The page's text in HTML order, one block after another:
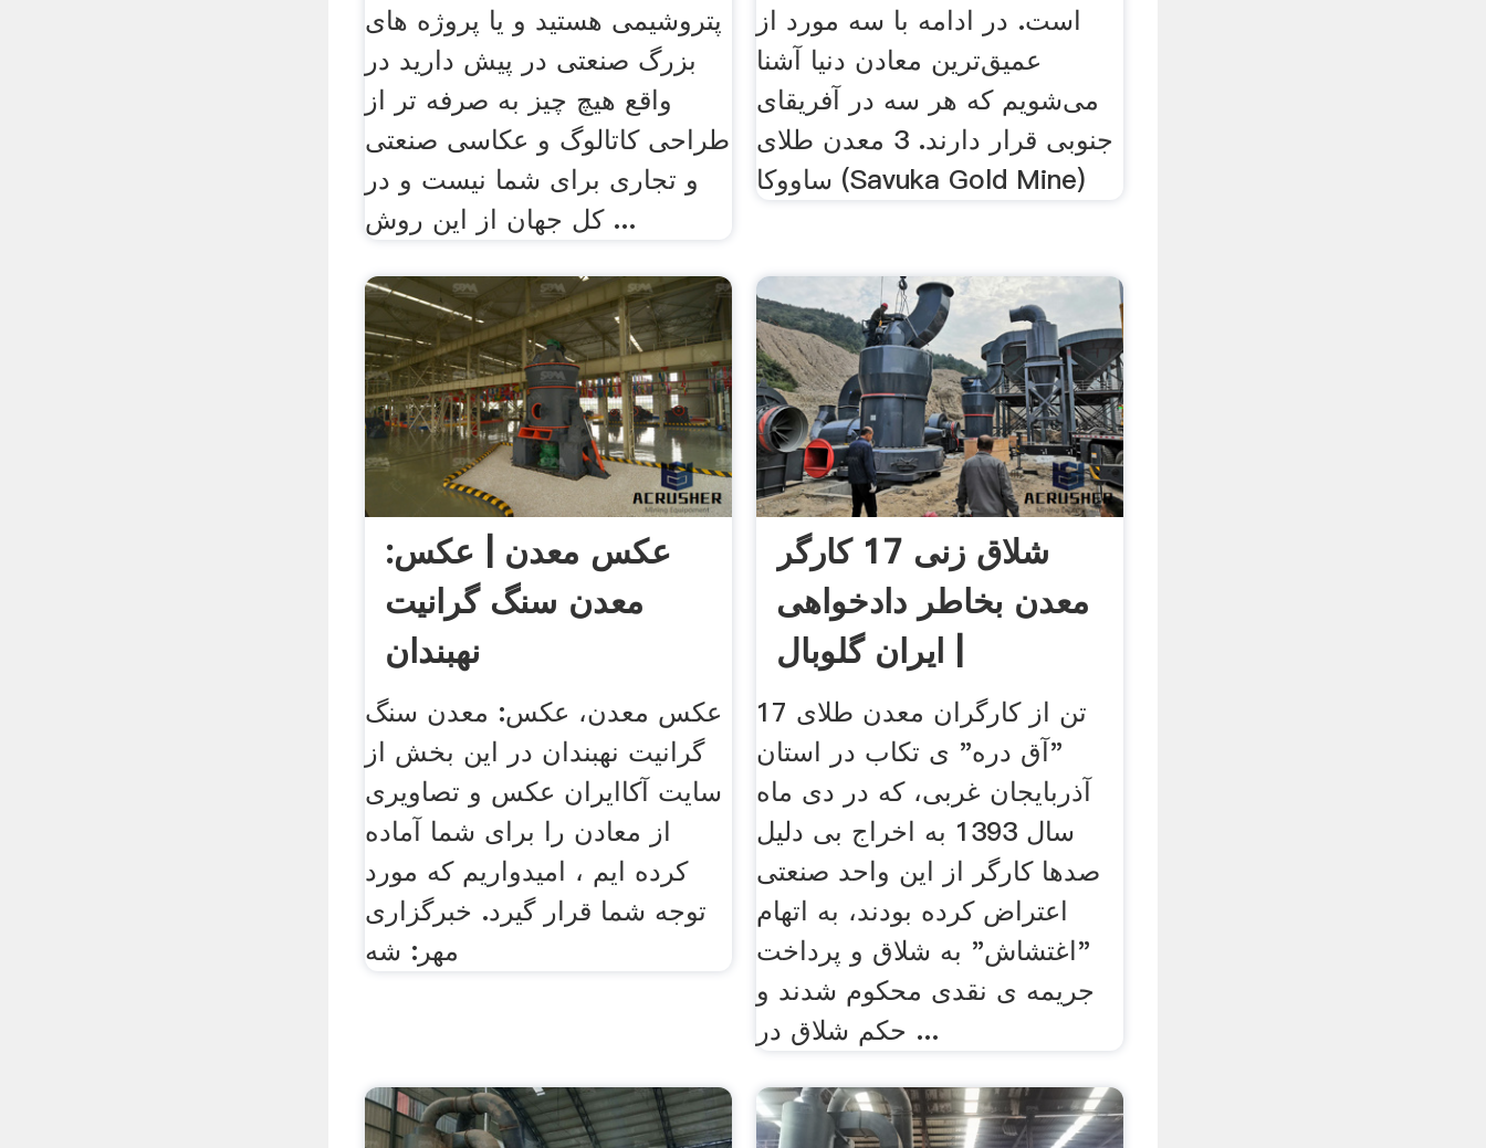
پتروشیمی هستید و یا پروژه های
بزرگ صنعتی در پیش دارید در
واقع هیچ چیز به صرفه تر از
طراحی کاتالوگ و عکاسی صنعتی
و تجاری برای شما نیست و در
کل جهان از این روش ...
است. در ادامه با سه مورد از
عمیق‌ترین معادن دنیا آشنا
می‌شویم که هر سه در آفریقای
جنوبی قرار دارند. 3 معدن طلای
ساووکا (Savuka Gold Mine)
عکس معدن | عکس:
معدن سنگ گرانیت
نهبندان
عکس معدن، عکس: معدن سنگ
گرانیت نهبندان در این بخش از
سایت آکاایران عکس و تصاویری
از معادن را برای شما آماده
کرده ایم ، امیدواریم که مورد
توجه شما قرار گیرد. خبرگزاری
مهر: شه
شلاق زنی 17 کارگر
معدن بخاطر دادخواهی
| ایران گلوبال
17 تن از کارگران معدن طلای
"آق دره" ی تکاب در استان
آذربایجان غربی، که در دی ماه
سال 1393 به اخراج بی دلیل
صدها کارگر از این واحد صنعتی
اعتراض کرده بودند، به اتهام
"اغتشاش" به شلاق و پرداخت
جریمه ی نقدی محکوم شدند و
حکم شلاق در ...